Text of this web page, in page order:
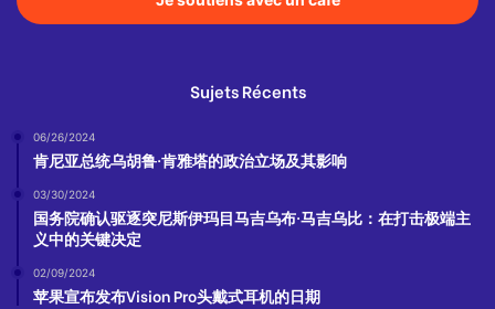
Sujets Récents
06/26/2024
肯尼亚总统乌胡鲁·肯雅塔的政治立场及其影响
03/30/2024
国务院确认驱逐突尼斯伊玛目马吉乌布·马吉乌比：在打击极端主
义中的关键决定
02/09/2024
苹果宣布发布Vision Pro头戴式耳机的日期